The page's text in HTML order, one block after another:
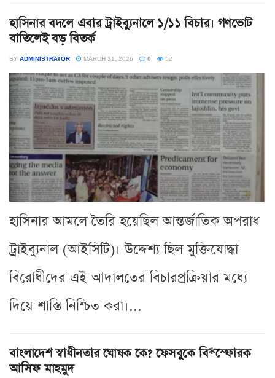
হাসিনার বদলে এবার ট্রাইব্যুনালে ১/১১ বিচার। গণভোট
বাতিলেই বড় বিতর্ক
BY ADMINISTRATOR MARCH 31, 2026 0 52
হাসিনার আমলে তৈরি হয়েছিল আন্তর্জাতিক অপরাধ
ট্রাইব্যুনাল (আইসিটি)। উদ্দেশ্য ছিল মুক্তিযোদ্ধা
বিরোধীদের এই আদালতের বিচারপ্রক্রিয়ার মধ্যে
দিয়ে শাস্তি নিশ্চিত করা।...
বাংলাদেশ স্বাধীনতার ঘোষক কে? ফেসবুকে বি*স্ফোরক
আসিফ মাহমুদ